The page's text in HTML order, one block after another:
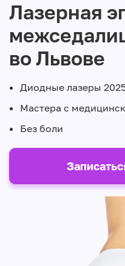
Лазерная
во Львове
Диодные лазеры
Мастера с
Без боли